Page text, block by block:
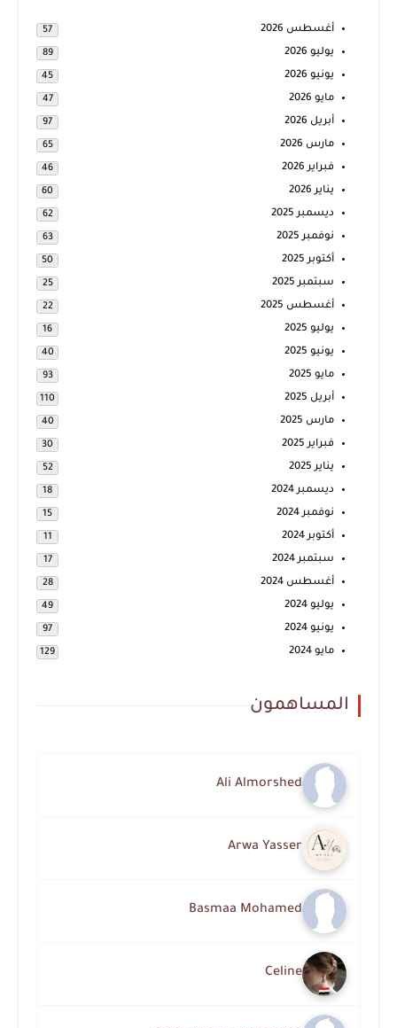
أغسطس 2026 57
يوليو 2026 89
يونيو 2026 45
مايو 2026 47
أبريل 2026 97
مارس 2026 65
فبراير 2026 46
يناير 2026 60
ديسمبر 2025 62
نوفمبر 2025 63
أكتوبر 2025 50
سبتمبر 2025 25
أغسطس 2025 22
يوليو 2025 16
يونيو 2025 40
مايو 2025 93
أبريل 2025 110
مارس 2025 40
فبراير 2025 30
يناير 2025 52
ديسمبر 2024 18
نوفمبر 2024 15
أكتوبر 2024 11
سبتمبر 2024 17
أغسطس 2024 28
يوليو 2024 49
يونيو 2024 97
مايو 2024 129
المساهمون
Ali Almorshed
Arwa Yasser
Basmaa Mohamed
Celine